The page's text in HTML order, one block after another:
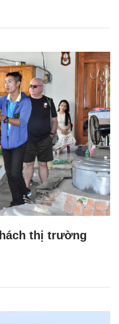
thị trường